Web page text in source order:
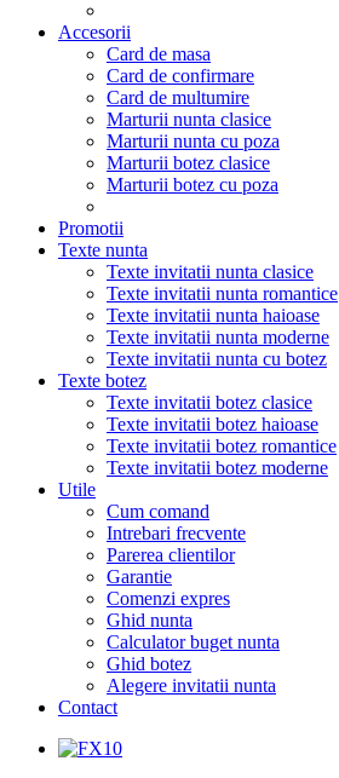
Accesorii
Card de masa
Card de confirmare
Card de multumire
Marturii nunta clasice
Marturii nunta cu poza
Marturii botez clasice
Marturii botez cu poza
Promotii
Texte nunta
Texte invitatii nunta clasice
Texte invitatii nunta romantice
Texte invitatii nunta haioase
Texte invitatii nunta moderne
Texte invitatii nunta cu botez
Texte botez
Texte invitatii botez clasice
Texte invitatii botez haioase
Texte invitatii botez romantice
Texte invitatii botez moderne
Utile
Cum comand
Intrebari frecvente
Parerea clientilor
Garantie
Comenzi expres
Ghid nunta
Calculator buget nunta
Ghid botez
Alegere invitatii nunta
Contact